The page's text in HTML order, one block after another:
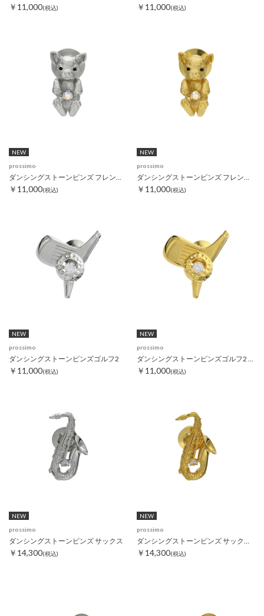
￥11,000(税込) ￥11,000(税込)
NEW
prossimo
￥11,000(税込)
NEW
prossimo
￥11,000(税込)
NEW
prossimo
ダンシングストーンピンズゴルフ2
￥11,000(税込)
NEW
prossimo
ダンシングストーンピンズゴルフ2 ゴールド
￥11,000(税込)
NEW
prossimo
ダンシングストーンピンズ サックス
￥14,300(税込)
NEW
prossimo
￥14,300(税込)